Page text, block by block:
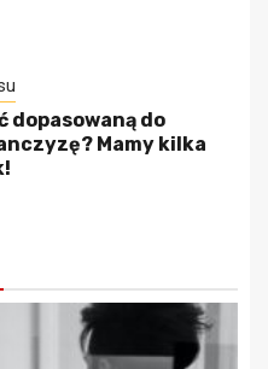
dopasowaną do
Mamy kilka